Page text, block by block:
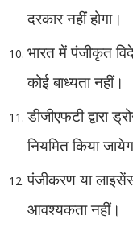
दरकार नहीं होगा।
भारत में पंजीकृत
कोई बाध्यता नहीं।
डीजीएफटी द्वारा
नियमित किया
पंजीकरण या
आवश्यकता नहीं।